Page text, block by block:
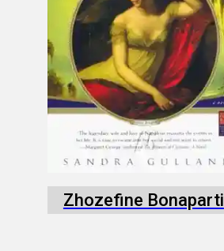
Zhozefine Bonaparti